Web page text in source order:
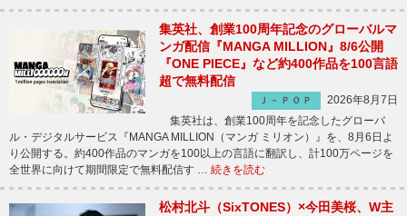
集英社、創業100周年記念のグローバルマ
ンガ配信『MANGA MILLION』8/6公開
『ONE PIECE』など約400作品を100言語
超で無料配信
Ｊ－ＰＯＰ
2026年8月7日
集英社は、創業100周年を記念したグローバ
ル・デジタルサービス『MANGA MILLION（マンガ ミリオン）』を、8月6日よ
り公開する。約400作品のマンガを100以上の言語に翻訳し、計100万ページを
全世界に向けて期間限定で無料配信す … 続きを読む
松村北斗（SixTONES）×今田美桜、W主